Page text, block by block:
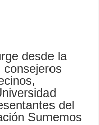
desde la
consejeros
del
Sumemos